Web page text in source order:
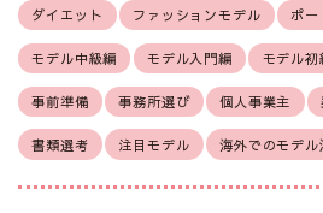
ダイエット ファッションモデル ポー
モデル中級編 モデル入門編 モデル初
事前準備 事務所選び 個人事業主
書類選考 注目モデル 海外でのモデル